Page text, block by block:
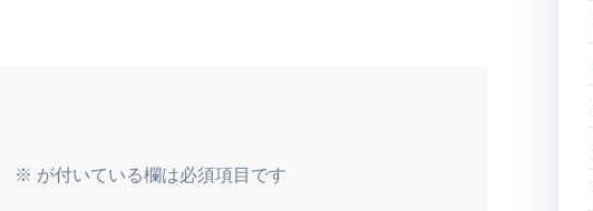
※ が付いている欄は必須項目です